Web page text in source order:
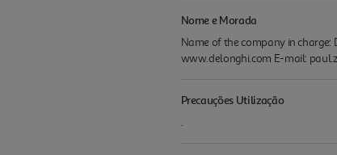
Nome e Morada
Name of the company in charge:
www.delonghi.com E-mail:
Precauções Utilização
.